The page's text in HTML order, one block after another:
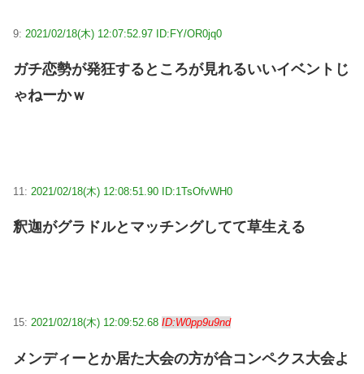
9: 2021/02/18(木) 12:07:52.97 ID:FY/OR0jq0
ガチ恋勢が発狂するところが見れるいいイベントじ
ゃねーかｗ
11: 2021/02/18(木) 12:08:51.90 ID:1TsOfvWH0
釈迦がグラドルとマッチングしてて草生える
15: 2021/02/18(木) 12:09:52.68 ID:W0pp9u9nd
メンディーとか居た大会の方が合コンペクス大会よ